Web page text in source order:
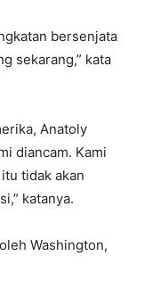
bersenjata
sekarang,” kata
Anatoly
diancam. Kami
tidak akan
katanya.
Washington,